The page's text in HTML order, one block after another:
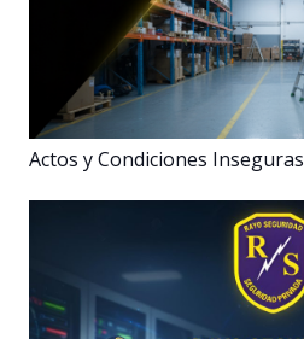
Actos y Condiciones Inseguras